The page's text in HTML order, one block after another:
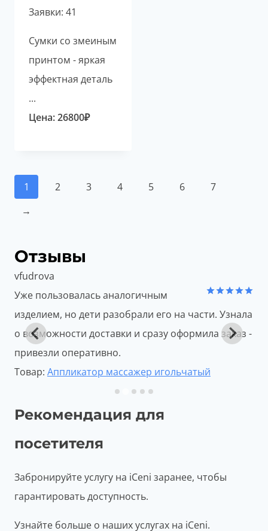
Заявки: 41
Сумки со змеиным
принтом - яркая
эффектная деталь
...
Цена:26800₽
1 2 3 4 5 6
7
→
Отзывы
yevd51
из 5
Отличное решение при проблемах со
спиной. После применения сразу чувствуется
положительный эффект без дискомфорта.
Товар: Аппликатор массажер игольчатый
Рекомендация для
посетителя
Забронируйте услугу на iCeni заранее, чтобы
гарантировать доступность.
Узнайте больше о наших услугах на iCeni.